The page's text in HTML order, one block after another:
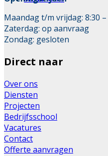
Maandag t/m vrijdag: 8:30 –
Zaterdag: op aanvraag
Zondag: gesloten
Direct naar
Over ons
Diensten
Projecten
Bedrijfsschool
Vacatures
Contact
Offerte aanvragen